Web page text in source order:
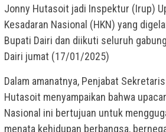
Jonny Hutasoit jadi Inspektur (Irup)
Kesadaran Nasional (HKN) yang
Bupati Dairi dan diikuti seluruh
Dairi jumat (17/01/2025)
Dalam amanatnya, Penjabat
Hutasoit menyampaikan bahwa
Nasional ini bertujuan untuk
menata kehidupan berbangsa,